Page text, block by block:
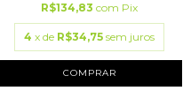
R$134,83 com Pix
4 x de R$34,75 sem juros
COMPRAR